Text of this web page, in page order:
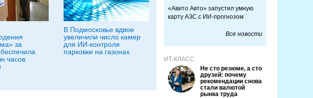
за
часов
В Подмосковье вдвое
увеличили число камер
для ИИ-контроля
парковки на газонах
«Авито Авто» запустил умную
карту АЗС с ИИ-прогнозом
Все новости
ИТ-КЛАСС
Не сто резюме, а сто
друзей: почему
рекомендации снова
стали валютой
рынка труда